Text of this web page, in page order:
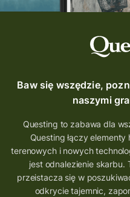
szkolenie
szkło
questy w Polsce
QUESTOMANIA
Quest Koziołek
co zobaczyć na
aplikacja gry
wielkopolskie questy
trenerzy questingu
Baw się wszędzie,
naszymi
Questing to zabawa dla
Questing łączy
terenowych i nowych
jest odnalezienie skarbu.
przeistacza się w
odkrycie tajemnic,